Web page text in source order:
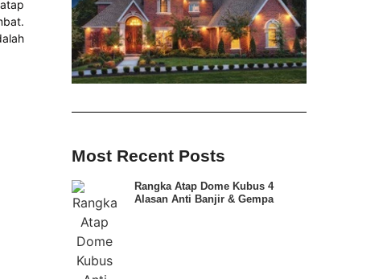
Most Recent Posts
Rangka Atap Dome Kubus 4
Alasan Anti Banjir & Gempa